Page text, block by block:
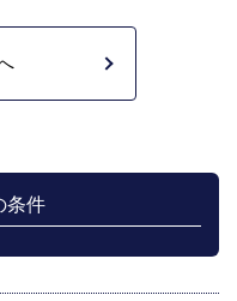
すること、及び売買、賃貸借、
って有用と思われる当社及び提
サービス、また、管理において
利用します。
条件